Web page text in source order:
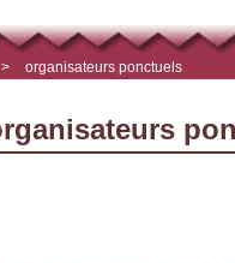
> organisateurs ponctuels